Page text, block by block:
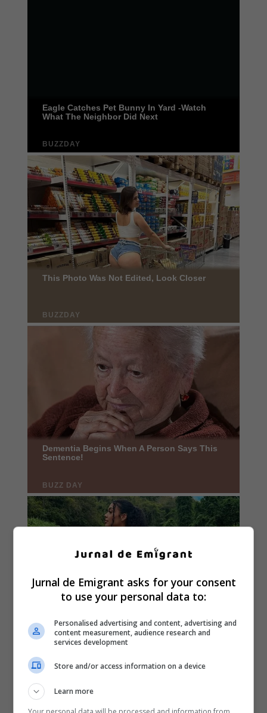
Jurnal de Emigrant asks for your consent
to use your personal data to:
Personalised advertising and content, advertising and
content measurement, audience research and
services development
Store and/or access information on a device
Learn more